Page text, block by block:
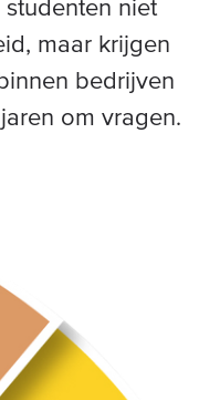
niet
maar krijgen
bedrijven
om vragen.